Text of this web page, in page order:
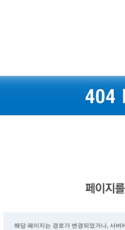
해당 페이지는 경로가 변경되었거나, 서